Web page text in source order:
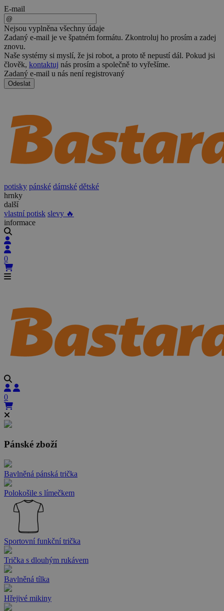
E-mail
Nejsou vyplněna všechny údaje
Zadaný e-mail je ve špatném formátu. Zkontroluj ho prosím a zadej
znovu.
Naše systémy si myslí, že jsi robot, a proto tě nepustí dál. Pokud jsi
člověk, kontaktuj nás prosím a společně to vyřešíme.
Zadaný e-mail u nás není registrovaný
Odeslat
potisky pánské dámské dětské
hrnky
další
vlastní potisk slevy 🔥
informace
0
0
Pánské zboží
Bavlněná pánská trička
Polokošile s límečkem
Sportovní funkční trička
Trička s dlouhým rukávem
Bavlněná tílka
Hřejivé mikiny